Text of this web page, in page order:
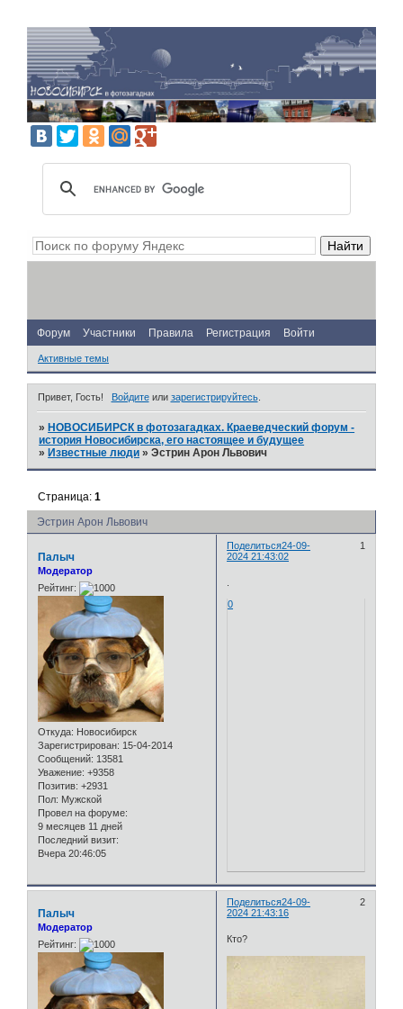
Форум Участники Правила Регистрация Войти
Активные темы
Привет, Гость! Войдитеили зарегистрируйтесь.
» НОВОСИБИРСК в фотозагадках. Краеведческий форум -
история Новосибирска, его настоящее и будущее
» Известные люди »Эстрин Арон Львович
Эстрин Арон Львович
Страница:1
Поделиться 1
24-09-
2024 21:43:02
Палыч
Модератор
Рейтинг:
Откуда: Новосибирск
Зарегистрирован: 15-04-2014
Сообщений: 13581
Уважение: +9358
Позитив: +2931
Пол: Мужской
Провел на форуме:
9 месяцев 11 дней
Последний визит:
Вчера 20:46:05
0
Поделиться 2
24-09-
2024 21:43:16
Палыч
Модератор
Рейтинг:
Кто?